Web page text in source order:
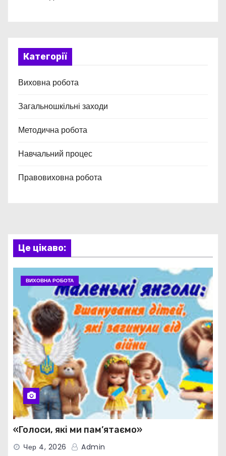
Категорії
Виховна робота
Загальношкільні заходи
Методична робота
Навчальний процес
Правовиховна робота
Це цікаво:
ВИХОВНА РОБОТА
«Голоси, які ми пам’ятаємо»
Чер 4, 2026 Admin